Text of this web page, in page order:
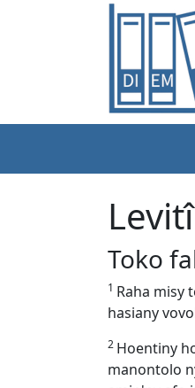
Toko
1 Raha misy
hasiany
2 Hoentiny
manontolo